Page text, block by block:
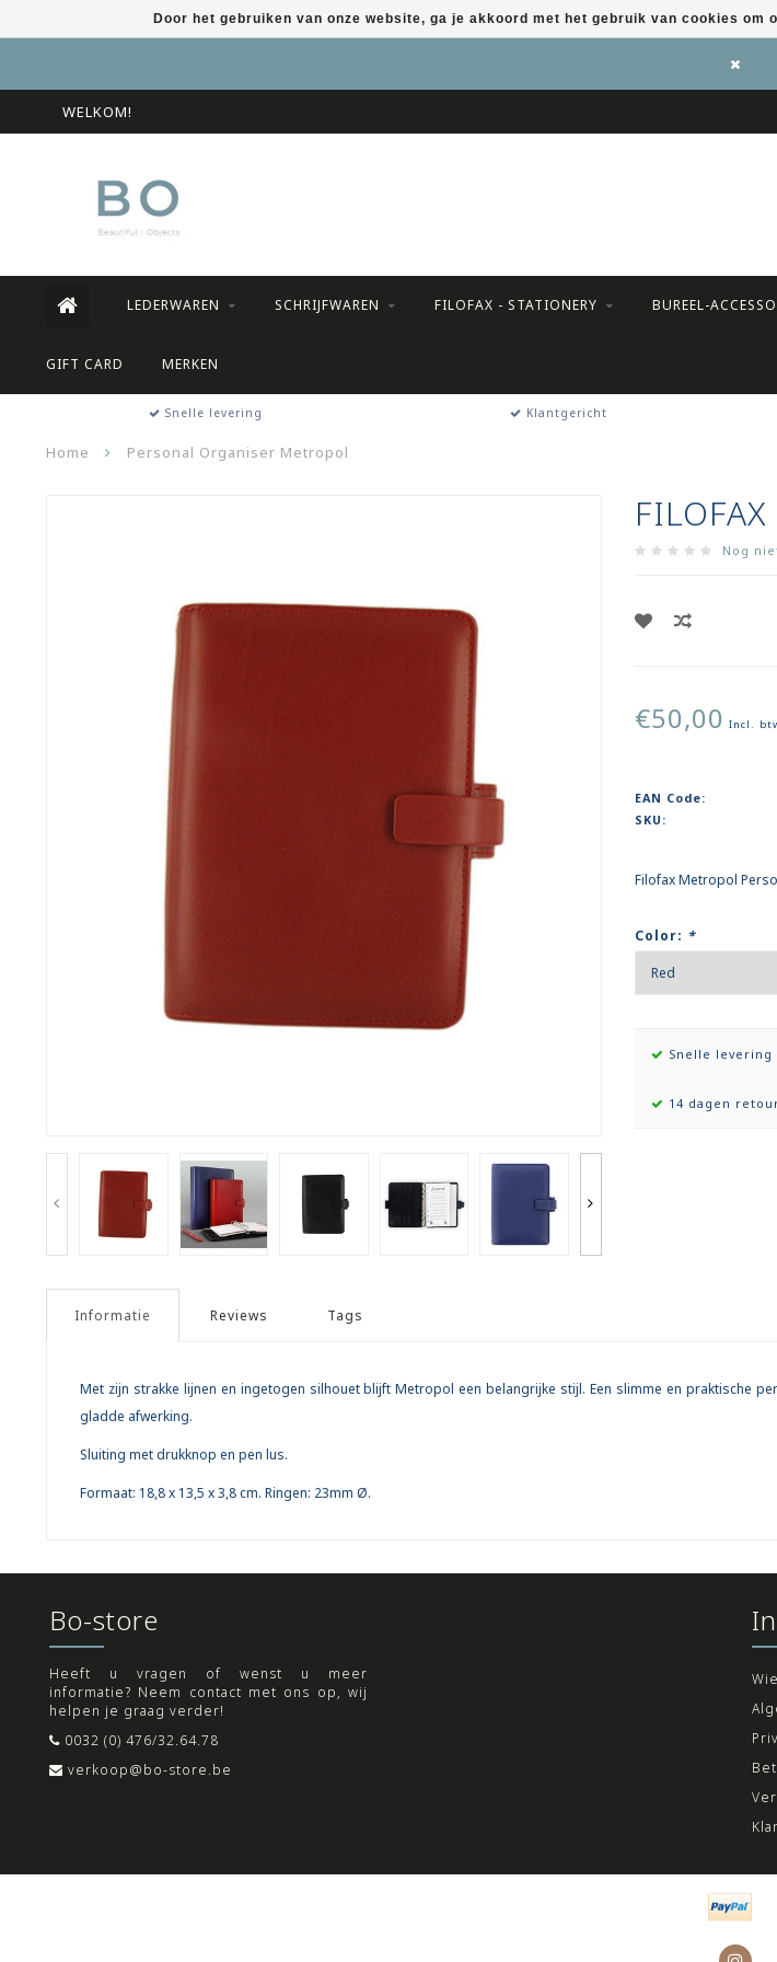
WELKOM!
LEDERWAREN SCHRIJFWAREN FILOFAX - STATIONERY BUREEL-
GIFT CARD MERKEN
Snelle levering Klantgericht
Home Personal Organiser Metropol
Nog
€50,00 Incl.
EAN Code:
SKU:
Filofax Metropol
Color: *
Snelle levering
14 dagen
Informatie Reviews Tags
Met zijn strakke lijnen en ingetogen silhouet blijft Metropol een belangrijke stijl. Een slimme en praktische
gladde afwerking.
Sluiting met drukknop en pen lus.
Formaat: 18,8 x 13,5 x 3,8 cm. Ringen: 23mm Ø.
Door het gebruiken van onze website, ga je akkoord met het gebruik van cookies om
Bo-store
Heeft u vragen of wenst u meer
informatie? Neem contact met ons op, wij
helpen je graag verder!
0032 (0) 476/32.64.78
verkoop@bo-store.be